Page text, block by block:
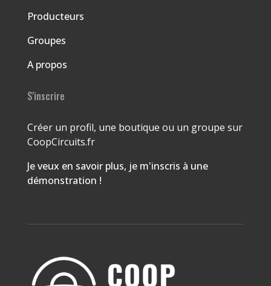
Producteurs
Groupes
A propos
S'inscrire
Créer un profil, une boutique ou un groupe sur
CoopCircuits.fr
Je veux en savoir plus, je m'inscris à une
démonstration !